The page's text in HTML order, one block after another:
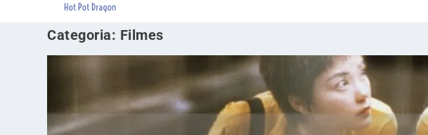
Categoria: Filmes